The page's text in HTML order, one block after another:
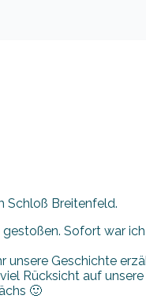
Schloß Breitenfeld.
Sofort war
unsere Geschichte
Rücksicht auf
🙂